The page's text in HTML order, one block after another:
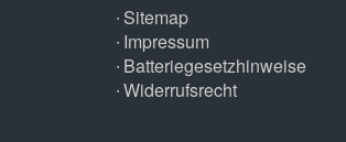
Sitemap
Impressum
Batteriegesetzhinweise
Widerrufsrecht